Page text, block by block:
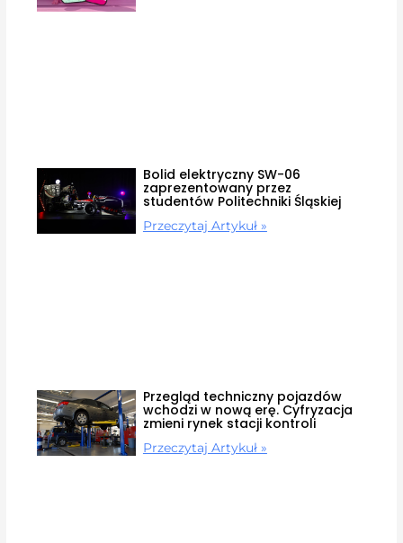
Bolid elektryczny SW-06
zaprezentowany przez
studentów Politechniki Śląskiej
Przeczytaj Artykuł »
Przegląd techniczny pojazdów
wchodzi w nową erę. Cyfryzacja
zmieni rynek stacji kontroli
Przeczytaj Artykuł »